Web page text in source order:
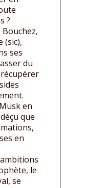
?
(sic),
ses
du
en
que
en
le
se